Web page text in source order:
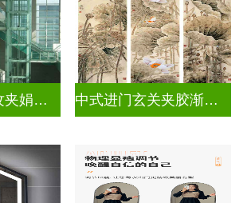
热弯水纹石头纹夹娟玻璃 中式进门玄关夹胶渐变玻璃